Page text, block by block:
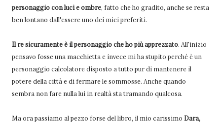
personaggio con luci e ombre, fatto che ho gradito, anche se resta
ben lontano dall'essere uno dei miei preferiti.
Il re sicuramente è il personaggio che ho più apprezzato. All'inizio
pensavo fosse una macchietta e invece mi ha stupito perché è un
personaggio calcolatore disposto a tutto pur di mantenere il
potere della città e di fermare le sommosse. Anche quando
sembra non fare nulla lui in realtà sta tramando qualcosa.
Ma ora passiamo al pezzo forse del libro, il mio carissimo Dara,